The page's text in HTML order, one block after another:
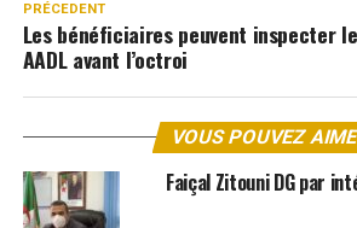
PRÉCEDENT
Les bénéficiaires peuvent inspecter
AADL avant l’octroi
VOUS POUVEZ
Faiçal Zitouni DG par